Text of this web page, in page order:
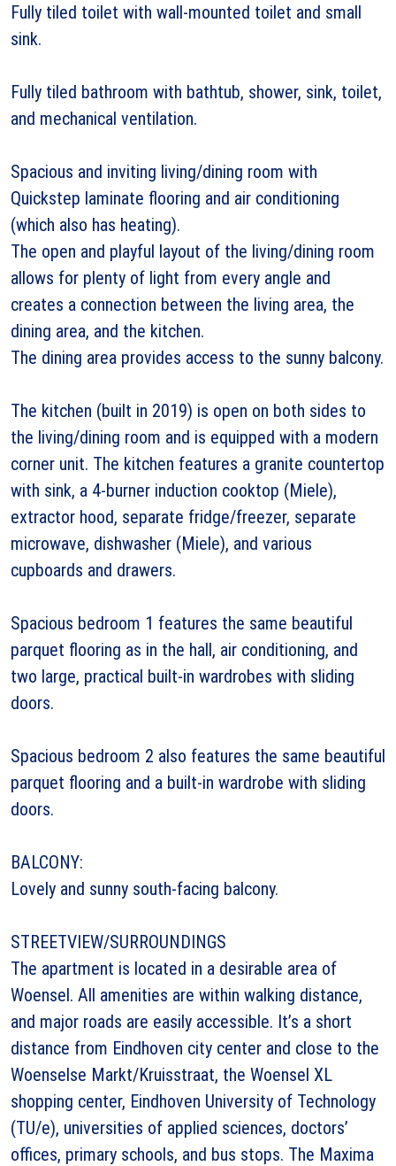
Fully tiled toilet with wall-mounted toilet and small
sink.
Fully tiled bathroom with bathtub, shower, sink, toilet,
and mechanical ventilation.
Spacious and inviting living/dining room with
Quickstep laminate flooring and air conditioning
(which also has heating).
The open and playful layout of the living/dining room
allows for plenty of light from every angle and
creates a connection between the living area, the
dining area, and the kitchen.
The dining area provides access to the sunny balcony.
The kitchen (built in 2019) is open on both sides to
the living/dining room and is equipped with a modern
corner unit. The kitchen features a granite countertop
with sink, a 4-burner induction cooktop (Miele),
extractor hood, separate fridge/freezer, separate
microwave, dishwasher (Miele), and various
cupboards and drawers.
Spacious bedroom 1 features the same beautiful
parquet flooring as in the hall, air conditioning, and
two large, practical built-in wardrobes with sliding
doors.
Spacious bedroom 2 also features the same beautiful
parquet flooring and a built-in wardrobe with sliding
doors.
BALCONY:
Lovely and sunny south-facing balcony.
STREETVIEW/SURROUNDINGS
The apartment is located in a desirable area of
Woensel. All amenities are within walking distance,
and major roads are easily accessible. It’s a short
distance from Eindhoven city center and close to the
Woenselse Markt/Kruisstraat, the Woensel XL
shopping center, Eindhoven University of Technology
(TU/e), universities of applied sciences, doctors’
offices, primary schools, and bus stops. The Maxima